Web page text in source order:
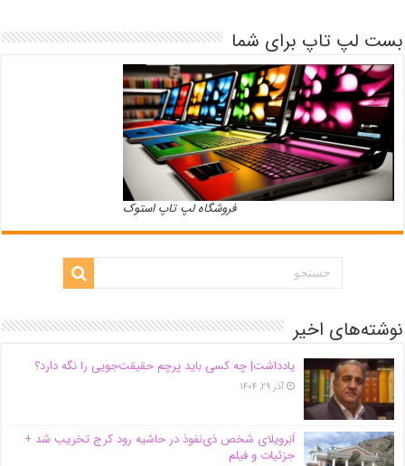
بست لپ تاپ برای شما
فروشگاه لپ تاپ استوک
نوشته‌های اخیر
یادداشت| ‌چه کسی باید پرچم حقیقت‌جویی را نگه دارد؟
آذر ۲۹, ۱۴۰۴
اَبَر‌ویلای شخص ذی‌نفوذ در حاشیه‌ رود کرج تخریب شد +
جزئیات و فیلم